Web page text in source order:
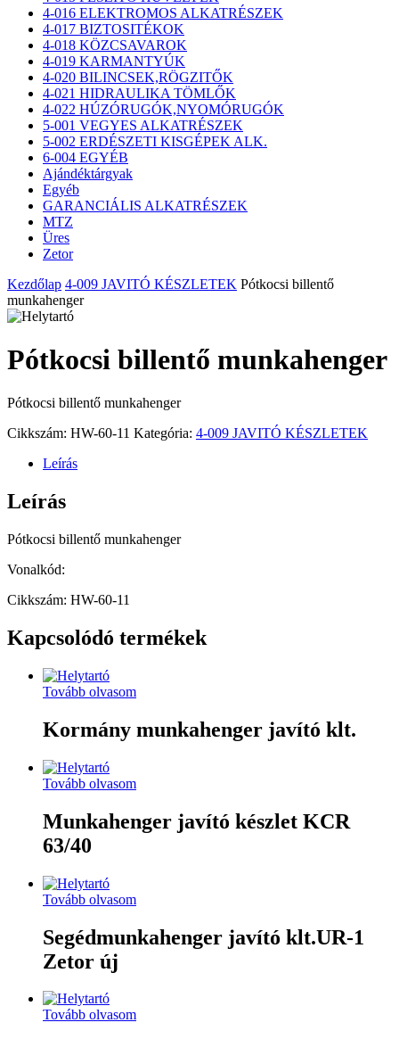
4-016 ELEKTROMOS ALKATRÉSZEK
4-017 BIZTOSITÉKOK
4-018 KÖZCSAVAROK
4-019 KARMANTYÚK
4-020 BILINCSEK,RÖGZITŐK
4-021 HIDRAULIKA TÖMLŐK
4-022 HÚZÓRUGÓK,NYOMÓRUGÓK
5-001 VEGYES ALKATRÉSZEK
5-002 ERDÉSZETI KISGÉPEK ALK.
6-004 EGYÉB
Ajándéktárgyak
Egyéb
GARANCIÁLIS ALKATRÉSZEK
MTZ
Üres
Zetor
Kezdőlap 4-009 JAVITÓ KÉSZLETEK Pótkocsi billentő
munkahenger
Pótkocsi billentő munkahenger
Pótkocsi billentő munkahenger
Cikkszám: HW-60-11 Kategória: 4-009 JAVITÓ KÉSZLETEK
Leírás
Leírás
Pótkocsi billentő munkahenger
Vonalkód:
Cikkszám: HW-60-11
Kapcsolódó termékek
Tovább olvasom
Kormány munkahenger javító klt.
Tovább olvasom
Munkahenger javító készlet KCR
63/40
Tovább olvasom
Segédmunkahenger javító klt.UR-1
Zetor új
Tovább olvasom